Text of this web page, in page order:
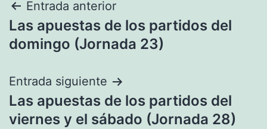
Navegación
de
Entrada anterior
Las apuestas de los partidos del
domingo (Jornada 23)
Entrada siguiente
Las apuestas de los partidos del
viernes y el sábado (Jornada 28)